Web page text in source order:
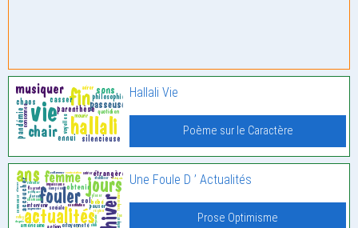
Hallali Vie
Poème sur le Caractère
Une Foule D ’ Actualités
Prose Optimisme